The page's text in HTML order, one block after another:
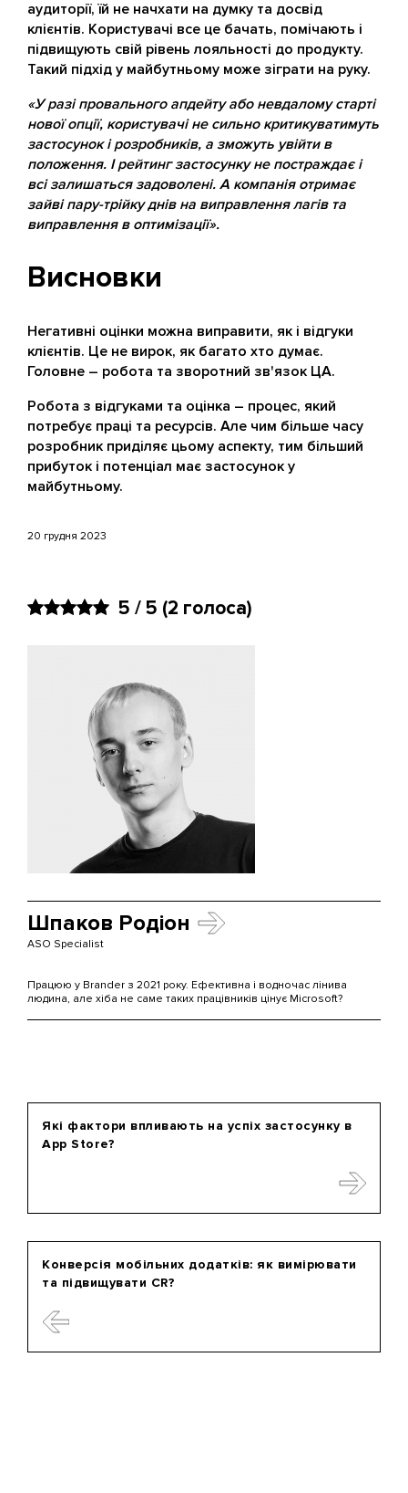
аудиторії, їй не начхати на думку та досвід
клієнтів. Користувачі все це бачать, помічають і
підвищують свій рівень лояльності до продукту.
Такий підхід у майбутньому може зіграти на руку.
«У разі провального апдейту або невдалому старті
нової опції, користувачі не сильно критикуватимуть
застосунок і розробників, а зможуть увійти в
положення. І рейтинг застосунку не постраждає і
всі залишаться задоволені. А компанія отримає
зайві пару-трійку днів на виправлення лагів та
виправлення в оптимізації».
Висновки
Негативні оцінки можна виправити, як і відгуки
клієнтів. Це не вирок, як багато хто думає.
Головне – робота та зворотний зв'язок ЦА.
Робота з відгуками та оцінка – процес, який
потребує праці та ресурсів. Але чим більше часу
розробник приділяє цьому аспекту, тим більший
прибуток і потенціал має застосунок у
майбутньому.
20 грудня 2023
5 / 5 (2 голоса)
Шпаков Родіон
ASO Specialist
Працюю у Brander з 2021 року. Ефективна і водночас лінива
людина, але хіба не саме таких працівників цінує Microsoft?
Конверсія мобільних додатків: як вимірювати
та підвищувати CR?
Які фактори впливають на успіх застосунку в
App Store?